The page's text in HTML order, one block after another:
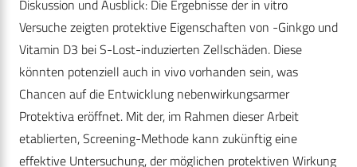
Diskussion und Ausblick: Die Ergebnisse der in vitro
Versuche zeigten protektive Eigenschaften von -Ginkgo und
Vitamin D3 bei S-Lost-induzierten Zellschäden. Diese
könnten potenziell auch in vivo vorhanden sein, was
Chancen auf die Entwicklung nebenwirkungsarmer
Protektiva eröffnet. Mit der, im Rahmen dieser Arbeit
etablierten, Screening-Methode kann zukünftig eine
effektive Untersuchung, der möglichen protektiven Wirkung